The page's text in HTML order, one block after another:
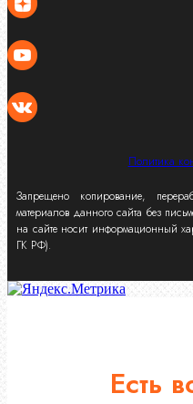
Политика
Запрещено копирование,
материалов данного сайта без
на сайте носит информационный
ГК РФ).
Есть